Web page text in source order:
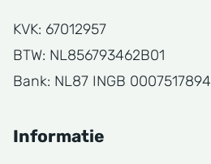
KVK: 67012957
BTW: NL856793462B01
Bank: NL87 INGB 0007517894
Informatie